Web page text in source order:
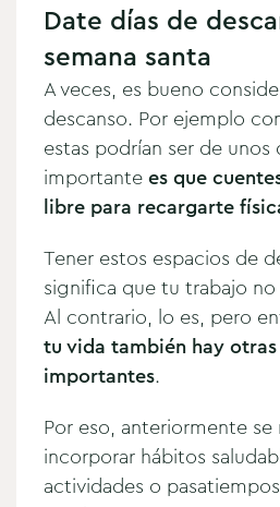
Date días de
semana santa
A veces, es bueno
descanso. Por ejemplo
estas podrían ser de unos
importantees que
libre para recargarte
Tener estos espacios de
significa que tu trabajo no
Al contrario, lo es, pero
tu vida también hay otras
importantes.
Por eso, anteriormente se
incorporar hábitos
actividades o